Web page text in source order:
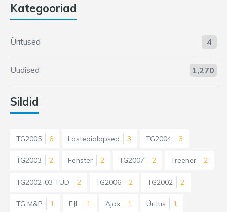
Kategooriad
Üritused 4
Uudised 1,270
Sildid
TG2005 6 Lasteaialapsed 3 TG2004 3
TG2003 2 Fenster 2 TG2007 2 Treener 2
TG2002-03 TÜD 2 TG2006 2 TG2002 2
TG M&P 1 EJL 1 Ajax 1 Üritus 1